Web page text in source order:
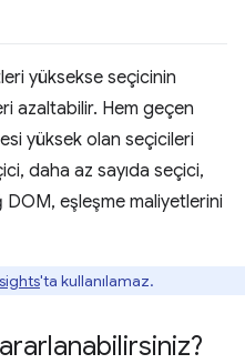
yüksekse seçicinin
azaltabilir. Hem geçen
yüksek olan seçicileri
daha az sayıda seçici,
eşleşme maliyetlerini
'ta kullanılamaz.